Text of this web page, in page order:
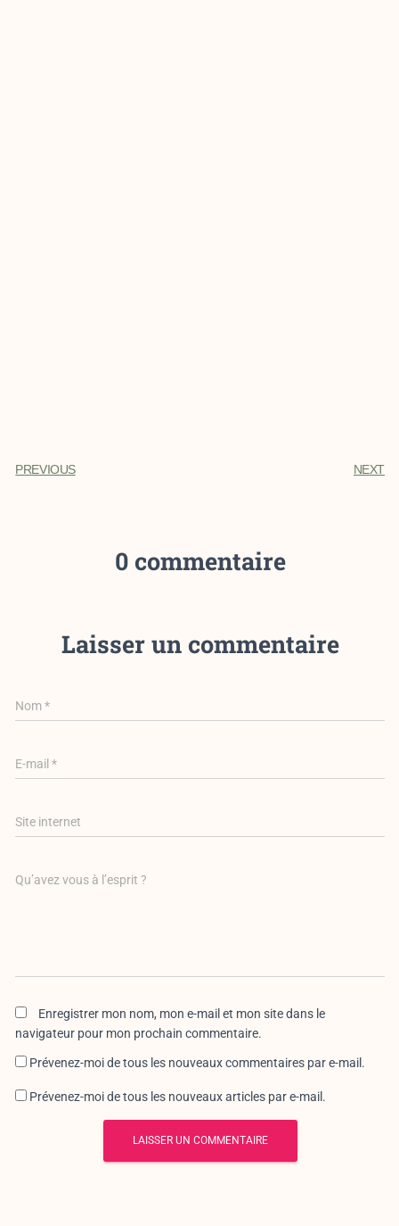
PREVIOUS NEXT
0 commentaire
Laisser un commentaire
Nom*
E-mail*
Site internet
Qu’avez vous à l’esprit ?
Enregistrer mon nom, mon e-mail et mon site dans le
navigateur pour mon prochain commentaire.
Prévenez-moi de tous les nouveaux commentaires par e-mail.
Prévenez-moi de tous les nouveaux articles par e-mail.